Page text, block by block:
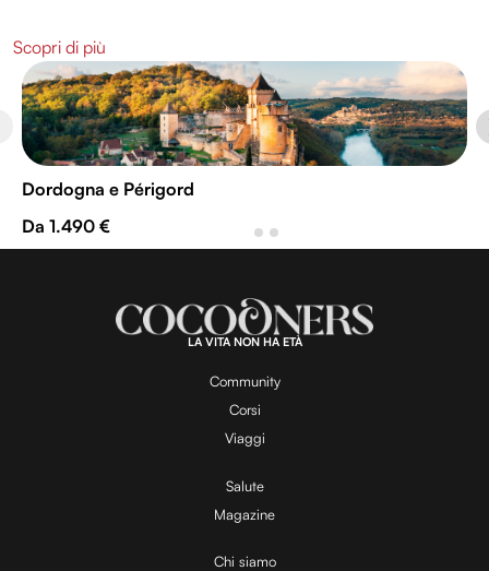
Scopri di più
Dordogna e Périgord
Da 1.490 €
LA VITA NON HA ETÀ
Community
Corsi
Viaggi
Salute
Magazine
Chi siamo